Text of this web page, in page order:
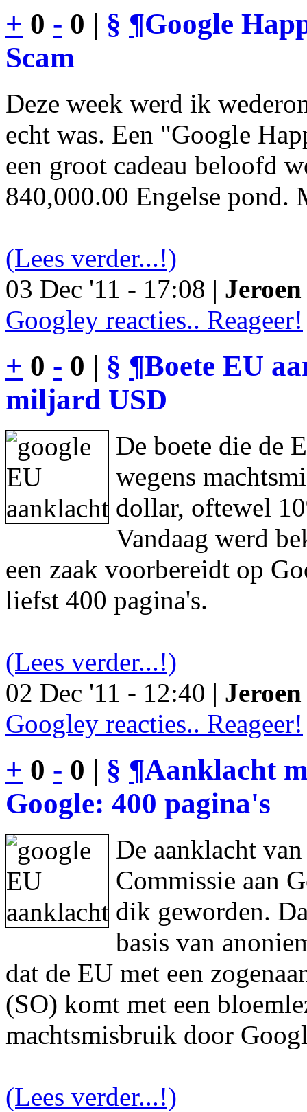
+ 0 - 0 | § ¶Google
Scam
Deze week werd ik
echt was. Een "Google
een groot cadeau beloofd
840,000.00 Engelse pond.
(Lees verder...!)
03 Dec '11 - 17:08 |
Googley reacties.. Reageer!
+ 0 - 0 | § ¶Boete EU
miljard USD
De boete die de
wegens
dollar, oftewel
Vandaag werd
een zaak voorbereidt op
liefst 400 pagina's.
(Lees verder...!)
02 Dec '11 - 12:40 |
Googley reacties.. Reageer!
+ 0 - 0 | § ¶Aanklacht
Google: 400 pagina's
De aanklacht
Commissie aan
dik geworden.
basis van
dat de EU met een
(SO) komt met een
machtsmisbruik door
(Lees verder...!)